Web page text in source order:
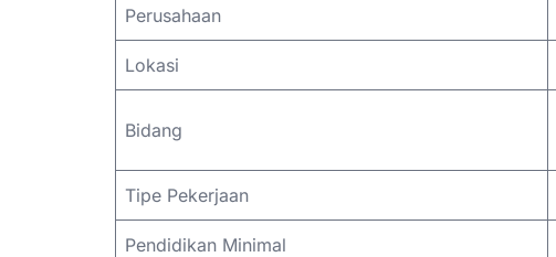
Perusahaan
Lokasi
Bidang
Tipe Pekerjaan
Pendidikan Minimal